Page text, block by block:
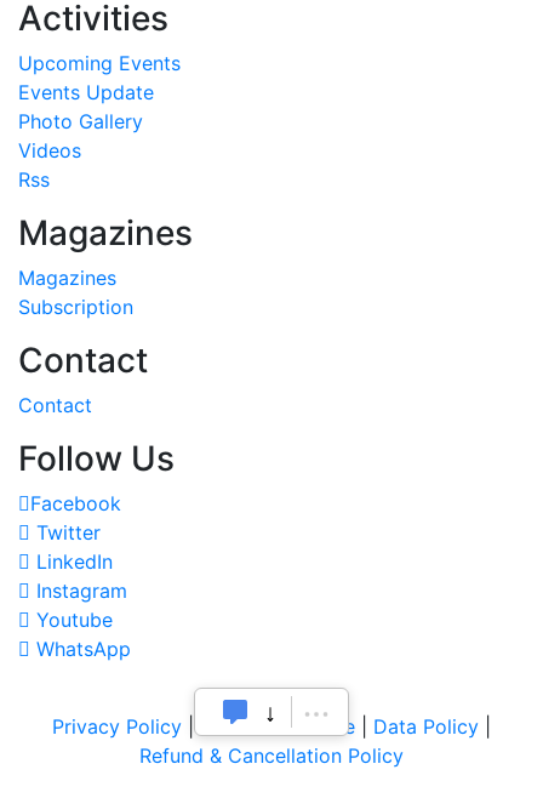
Activities
Upcoming Events
Events Update
Photo Gallery
Videos
Rss
Magazines
Magazines
Subscription
Contact
Contact
Follow Us
Facebook
Twitter
LinkedIn
Instagram
Youtube
WhatsApp
Privacy Policy | Terms of Service Data Policy
Refund & Cancellation Policy